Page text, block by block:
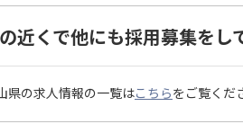
近くで他にも採用募集をし
県の求人情報の一覧はこちらをご覧くだ